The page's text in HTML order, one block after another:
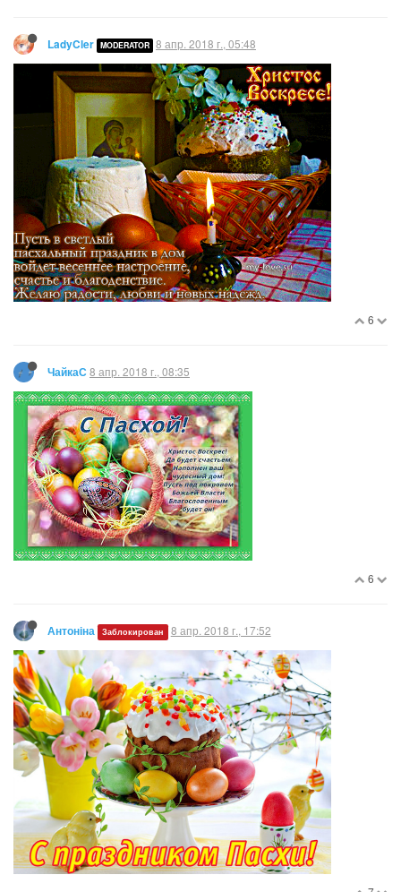
LadyCler MODERATOR 8 апр. 2018 г., 05:48
6
ЧайкаС8 апр. 2018 г., 08:35
6
Антоніна Заблокирован 8 апр. 2018 г., 17:52